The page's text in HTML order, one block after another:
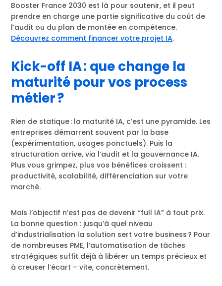
Booster France 2030 est là pour soutenir, et il peut
prendre en charge une partie significative du coût de
l’audit ou du plan de montée en compétence.
Découvrez comment financer votre projet IA.
Kick-off IA : que change la
maturité pour vos process
métier ?
Rien de statique : la maturité IA, c’est une pyramide. Les
entreprises démarrent souvent par la base
(expérimentation, usages ponctuels). Puis la
structuration arrive, via l’audit et la gouvernance IA.
Plus vous grimpez, plus vos bénéfices croissent :
productivité, scalabilité, différenciation sur votre
marché.
Mais l’objectif n’est pas de devenir “full IA” à tout prix.
La bonne question : jusqu’à quel niveau
d’industrialisation la solution sert votre business ? Pour
de nombreuses PME, l’automatisation de tâches
stratégiques suffit déjà à libérer un temps précieux et
à creuser l’écart – vite, concrètement.